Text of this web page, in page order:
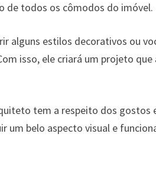
de todos os cômodos do imóvel.
alguns estilos decorativos ou
isso, ele criará um projeto
tem a respeito dos gostos
um belo aspecto visual e